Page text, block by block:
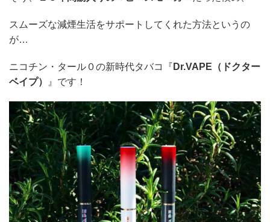
スムーズな減煙生活をサポートしてくれた方法というの
が…
ニコチン・タール０の新時代タバコ『 Dr.VAPE（ドクター
ベイプ）
』です！